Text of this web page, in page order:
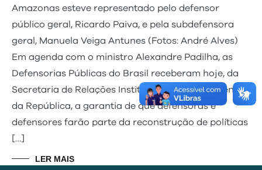
Amazonas esteve representado pelo defensor
público geral, Ricardo Paiva, e pela subdefensora
geral, Manuela Veiga Antunes (Fotos: André Alves)
Em agenda com o ministro Alexandre Padilha, as
Defensorias Públicas do Brasil receberam hoje, da
Secretaria de Relações Institucionais da Presidência
da República, a garantia de que defensoras e
defensores farão parte da reconstrução de políticas
[…]
LER MAIS